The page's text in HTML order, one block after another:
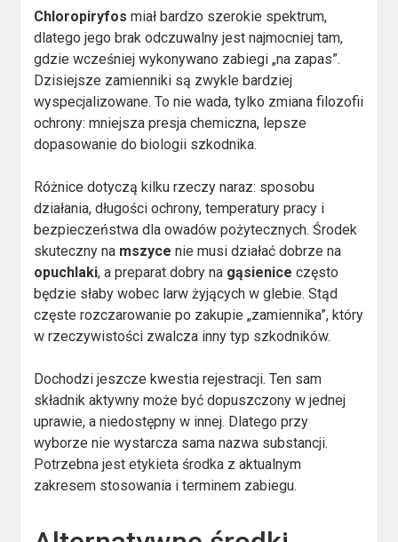
Chloropiryfos miał bardzo szerokie spektrum,
dlatego jego brak odczuwalny jest najmocniej tam,
gdzie wcześniej wykonywano zabiegi „na zapas”.
Dzisiejsze zamienniki są zwykle bardziej
wyspecjalizowane. To nie wada, tylko zmiana filozofii
ochrony: mniejsza presja chemiczna, lepsze
dopasowanie do biologii szkodnika.
Różnice dotyczą kilku rzeczy naraz: sposobu
działania, długości ochrony, temperatury pracy i
bezpieczeństwa dla owadów pożytecznych. Środek
skuteczny na mszyce nie musi działać dobrze na
opuchlaki, a preparat dobry na gąsienice często
będzie słaby wobec larw żyjących w glebie. Stąd
częste rozczarowanie po zakupie „zamiennika”, który
w rzeczywistości zwalcza inny typ szkodników.
Dochodzi jeszcze kwestia rejestracji. Ten sam
składnik aktywny może być dopuszczony w jednej
uprawie, a niedostępny w innej. Dlatego przy
wyborze nie wystarcza sama nazwa substancji.
Potrzebna jest etykieta środka z aktualnym
zakresem stosowania i terminem zabiegu.